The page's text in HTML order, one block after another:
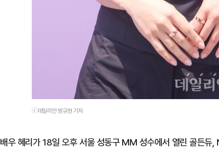
ⓒ데일리안 방규현 기자
배우 혜리가 18일 오후 서울 성동구 MM 성수에서 열린 골든